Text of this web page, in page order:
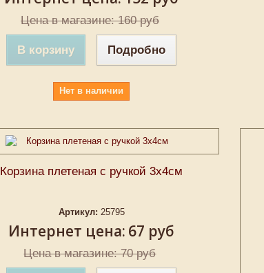
Цена в магазине: 160 руб
В корзину Подробно
Нет в наличии
Корзина плетеная с ручкой 3х4см
Артикул: 25795
Интернет цена: 67 руб
Цена в магазине: 70 руб